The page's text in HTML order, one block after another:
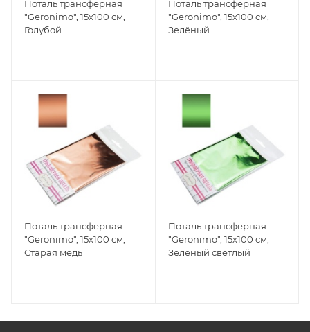
Поталь трансферная
"Geronimo", 15х100 см,
Голубой
Поталь трансферная
"Geronimo", 15х100 см,
Зелёный
Поталь трансферная
"Geronimo", 15х100 см,
Старая медь
Поталь трансферная
"Geronimo", 15х100 см,
Зелёный светлый